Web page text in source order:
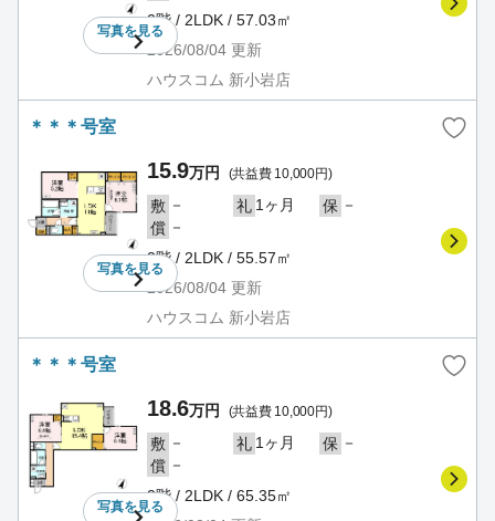
写真を見る
2階 / 2LDK / 57.03㎡
2026/08/04 更新
ハウスコム 新小岩店
＊＊＊号室
写真を見る
15.9万円 (共益費 10,000円)
敷 － 礼 1ヶ月 保 －
償 －
2階 / 2LDK / 55.57㎡
2026/08/04 更新
ハウスコム 新小岩店
＊＊＊号室
写真を見る
18.6万円 (共益費 10,000円)
敷 － 礼 1ヶ月 保 －
償 －
2階 / 2LDK / 65.35㎡